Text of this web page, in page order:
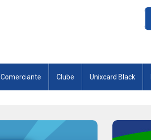
Comerciante Clube Unixcard Black